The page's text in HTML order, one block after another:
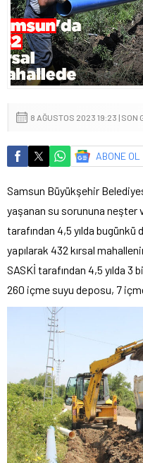
8 AĞUSTOS 2023 19:23 | SON
ABONE OL
Samsun Büyükşehir
yaşanan su sorununa neşter
tarafından 4,5 yılda bugünkü
yapılarak 432 kırsal
SASKİ tarafından 4,5 yılda 3
260 içme suyu deposu, 7